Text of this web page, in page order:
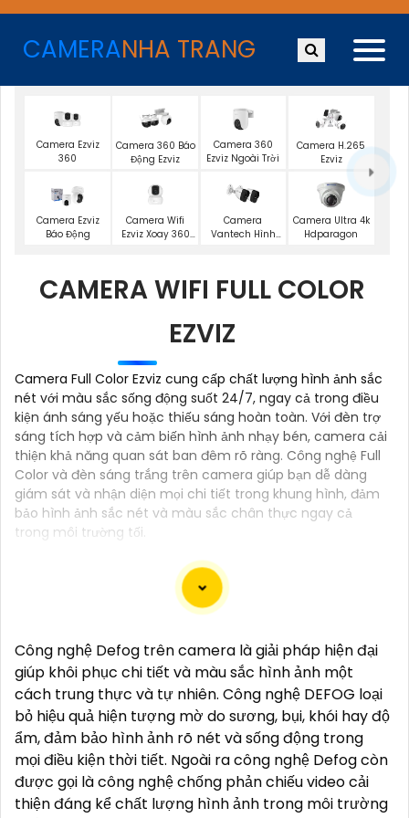
CAMERANHA TRANG
Camera Ezviz
360
Camera 360 Báo
Động Ezviz
Camera 360
Ezviz Ngoài Trời
Camera H.265
Ezviz
Camera Ezviz
Báo Động
Camera Wifi
Ezviz Xoay 360
Camera
Vantech Hình
Camera Ultra 4k
Hdparagon
CAMERA WIFI FULL COLOR
EZVIZ
Camera Full Color Ezviz cung cấp chất lượng hình ảnh sắc
nét với màu sắc sống động suốt 24/7, ngay cả trong điều
kiện ánh sáng yếu hoặc thiếu sáng hoàn toàn. Với đèn trợ
sáng tích hợp và cảm biến hình ảnh nhạy bén, camera cải
thiện khả năng quan sát ban đêm rõ ràng. Công nghệ Full
Color và đèn sáng trắng trên camera giúp bạn dễ dàng
giám sát và nhận diện mọi chi tiết trong khung hình, đảm
bảo hình ảnh sắc nét và màu sắc chân thực ngay cả
trong môi trường tối.
thông minh mới được trang bị công nghệ TiOC
(Thermal Imaging for Object Classification). Được
thiết kế để cung cấp hình ảnh sắt nét và chất lượng
cao trong mọi điều kiện ánh sáng, camera TiOC là sự
lựa chọn lý tưởng để bảo vệ ngôi nhà hay doanh
nghiệp của bạn.
Với công nghệ TiOC, camera có khả năng phân biệt
rõ ràng giữa người và vật thể khác, giúp hạn chế tối
Công nghệ Defog trên camera là giải pháp hiện đại
giúp khôi phục chi tiết và màu sắc hình ảnh một
cách trung thực và tự nhiên. Công nghệ DEFOG loại
bỏ hiệu quả hiện tượng mờ do sương, bụi, khói hay độ
ẩm, đảm bảo hình ảnh rõ nét và sống động trong
mọi điều kiện thời tiết. Ngoài ra công nghệ Defog còn
được gọi là công nghệ chống phản chiếu video cải
thiện đáng kể chất lượng hình ảnh trong môi trường